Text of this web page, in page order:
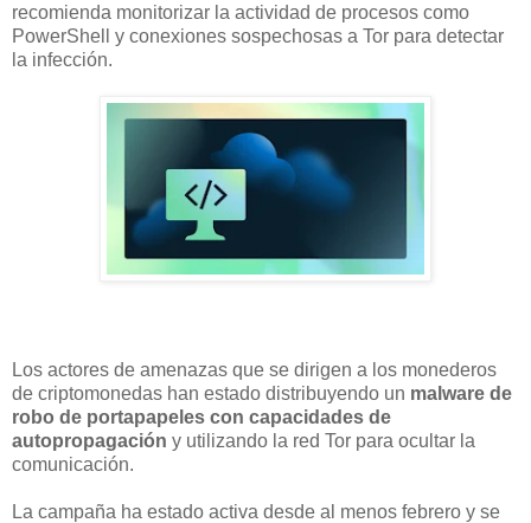
recomienda monitorizar la actividad de procesos como
PowerShell y conexiones sospechosas a Tor para detectar
la infección.
Los actores de amenazas que se dirigen a los monederos
de criptomonedas han estado distribuyendo un malware de
robo de portapapeles con capacidades de
autopropagación y utilizando la red Tor para ocultar la
comunicación.
La campaña ha estado activa desde al menos febrero y se